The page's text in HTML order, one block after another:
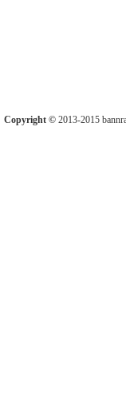
Copyright © 2013-2015